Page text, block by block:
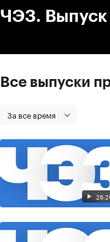
ЧЭЗ. Выпуск
Все выпуски
За все время